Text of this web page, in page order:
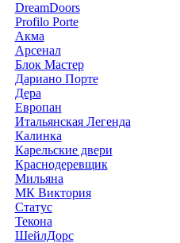
DreamDoors
Profilo Porte
Акма
Арсенал
Блок Мастер
Дариано Порте
Дера
Европан
Итальянская Легенда
Калинка
Карельские двери
Краснодеревщик
Мильяна
МК Виктория
Статус
Текона
ШейлДорс